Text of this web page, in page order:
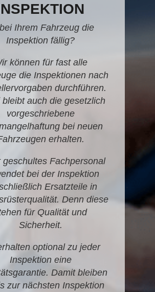
Ihrem Fahrzeug die
Inspektion fällig?
können für fast alle
die Inspektionen nach
durchführen.
bleibt auch die gesetzlich
vorgeschriebene
bei neuen
erhalten.
geschultes Fachpersonal
bei der Inspektion
Ersatzteile in
Denn diese
für Qualität und
Sicherheit.
optional zu jeder
Inspektion eine
Damit bleiben
zur nächsten Inspektion